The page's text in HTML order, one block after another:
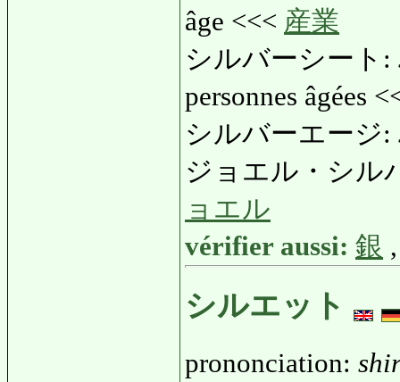
âge <<< 産業
シルバーシート:
personnes âgées
シルバーエージ:
ジョエル・シル
ョエル
vérifier aussi: 銀
シルエット
prononciation: